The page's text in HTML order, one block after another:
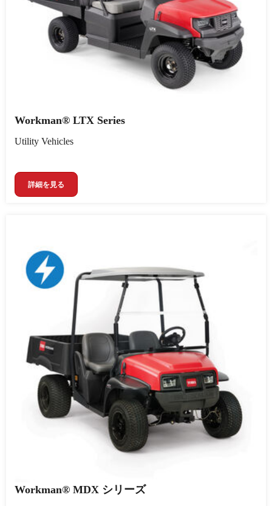
Workman® LTX Series
Utility Vehicles
詳細を見る
Workman® MDX シリーズ